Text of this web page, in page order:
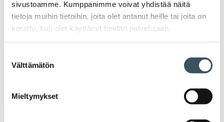
sivustoamme. Kumppanimme voivat yhdistää näitä
tietoja muihin tietoihin, joita olet antanut heille tai joita on
kerätty, kun olet käyttänyt heidän palvelujaan.
valinta
Välttämätön
Mieltymykset
2019